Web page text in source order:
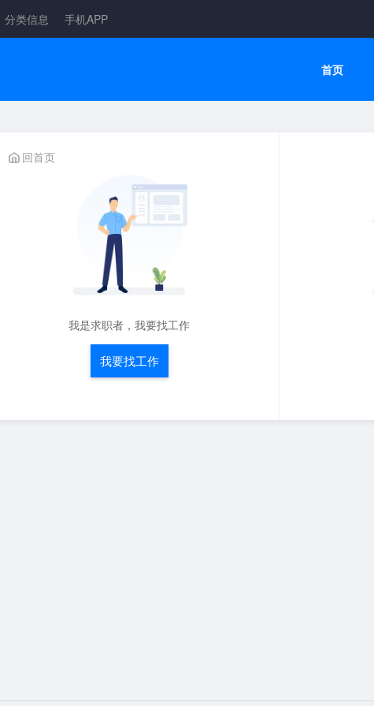
分类信息 手机APP
首页
我是求职者，我要找工作
我要找工作
回首页